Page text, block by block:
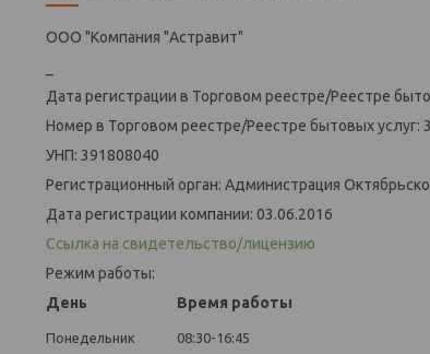
ООО "Компания "Астравит"
Дата регистрации в Торговом реестре/Реестре
Номер в Торговом реестре/Реестре бытовых услуг:
УНП: 391808040
Регистрационный орган: Администрация
Дата регистрации компании: 03.06.2016
Ссылка на свидетельство/лицензию
Режим работы:
День
Время работы
Понедельник
08:30-16:45